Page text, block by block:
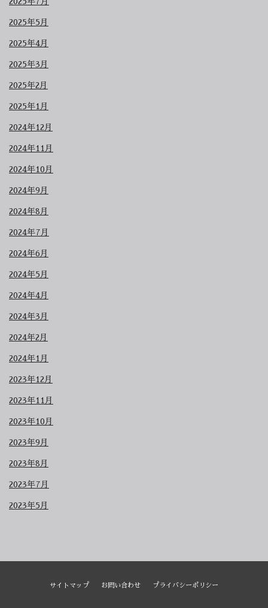
2025年5月
2025年4月
2025年3月
2025年2月
2025年1月
2024年12月
2024年11月
2024年10月
2024年9月
2024年8月
2024年7月
2024年6月
2024年5月
2024年4月
2024年3月
2024年2月
2024年1月
2023年12月
2023年11月
2023年10月
2023年9月
2023年8月
2023年7月
2023年5月
サイトマップ お問い合わせ プライバシーポリシー